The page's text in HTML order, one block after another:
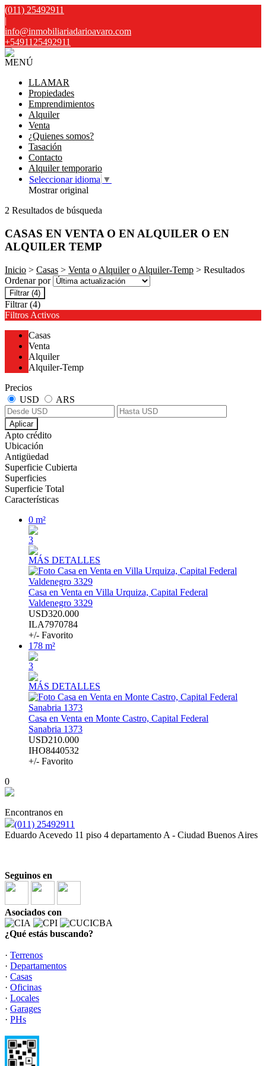
(011) 25492911
|
info@inmobiliariadarioavaro.com
+5491125492911
MENÚ
LLAMAR
Propiedades
Emprendimientos
Alquiler
Venta
¿Quienes somos?
Tasación
Contacto
Alquiler temporario
Seleccionar idioma ▼
Mostrar original
2 Resultados de búsqueda
CASAS EN VENTA O EN ALQUILER O EN
ALQUILER TEMP
Inicio > Casas > Venta o Alquilero Alquiler-Temp > Resultados
Ordenar por
Filtrar (4)
Filtrar (4)
Filtros Activos
Casas
Venta
Alquiler
Alquiler-Temp
Precios
USD
ARS
Aplicar
Apto crédito
Ubicación
Antigüedad
Superficie Cubierta
Superficies
Superficie Total
Características
0 m²
3
MÁS DETALLES
Casa en Venta en Villa Urquiza, Capital Federal
Valdenegro 3329
USD320.000
ILA7970784
+/- Favorito
178 m²
3
MÁS DETALLES
Casa en Venta en Monte Castro, Capital Federal
Sanabria 1373
USD210.000
IHO8440532
+/- Favorito
0
Encontranos en
(011) 25492911
Eduardo Acevedo 11 piso 4 departamento A - Ciudad Buenos Aires
Seguinos en
Asociados con
¿Qué estás buscando?
· Terrenos
· Departamentos
· Casas
· Oficinas
· Locales
· Garages
· PHs